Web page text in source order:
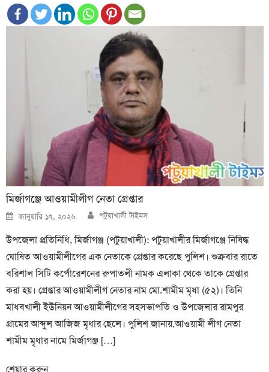
মির্জাগঞ্জে আওয়ামীলীগ নেতা গ্রেপ্তার
Posted
on
জানুয়ারি ১৭, ২০২৬ Author
পটুয়াখালী টাইমস
উপজেলা প্রতিনিধি, মির্জাগঞ্জ (পটুয়াখালী): পটুয়াখালীর মির্জাগঞ্জে নিষিদ্ধ
ঘোষিত আওয়ামীলীগের এক নেতাকে গ্রেপ্তার করেছে পুলিশ। শুক্রবার রাতে
বরিশাল সিটি কর্পোরেশনের রুপাতলী নামক এলাকা থেকে তাকে গ্রেপ্তার
করা হয়। গ্রেপ্তার আওয়ামীলীগ নেতার নাম মো.শামীম মৃধা (৫২)। তিনি
মাধবখালী ইউনিয়ন আওয়ামীলীগের সহসভাপতি ও উপজেলার রামপুর
গ্রামের আব্দুল আজিজ মৃধার ছেলে। পুলিশ জানায়,আওয়ামী লীগ নেতা
শামীম মৃধার নামে মির্জাগঞ্জ […]
শেয়ার করুন